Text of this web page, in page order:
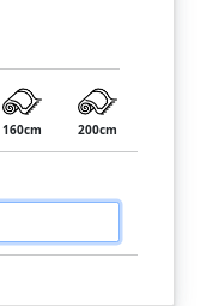
160cm 200cm